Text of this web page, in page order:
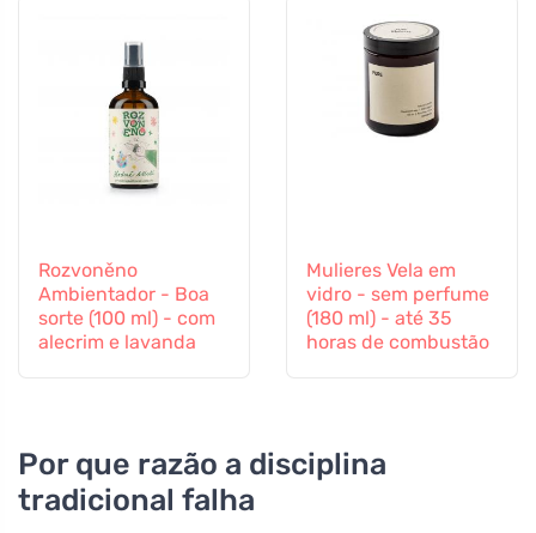
Rozvoněno
Ambientador - Boa
sorte (100 ml) - com
alecrim e lavanda
Mulieres Vela em
vidro - sem perfume
(180 ml) - até 35
horas de combustão
Por que razão a disciplina
tradicional falha